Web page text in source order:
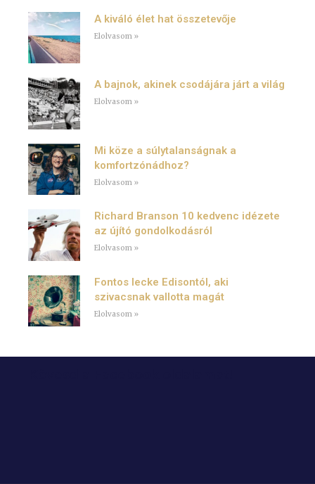
A kiváló élet hat összetevője
Elolvasom »
A bajnok, akinek csodájára járt a világ
Elolvasom »
Mi köze a súlytalanságnak a
komfortzónádhoz?
Elolvasom »
Richard Branson 10 kedvenc idézete
az újító gondolkodásról
Elolvasom »
Fontos lecke Edisontól, aki
szivacsnak vallotta magát
Elolvasom »